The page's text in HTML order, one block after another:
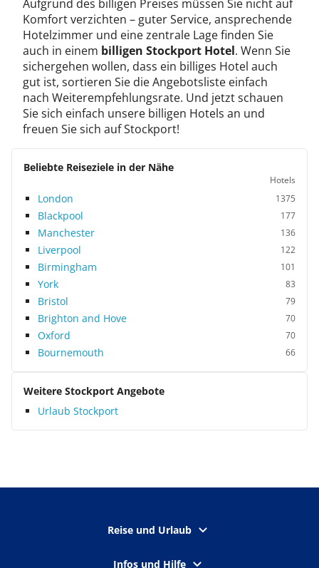
Aufgrund des billigen Preises müssen Sie nicht auf
Komfort verzichten – guter Service, ansprechende
Hotelzimmer und eine zentrale Lage finden Sie
auch in einem billigen Stockport Hotel. Wenn Sie
sichergehen wollen, dass ein billiges Hotel auch
gut ist, sortieren Sie die Angebotsliste einfach
nach Weiterempfehlungsrate. Und jetzt schauen
Sie sich einfach unsere billigen Hotels an und
freuen Sie sich auf Stockport!
Beliebte Reiseziele in der Nähe
Hotels
London 1375
Blackpool 177
Manchester 136
Liverpool 122
Birmingham 101
York 83
Bristol 79
Brighton and Hove 70
Oxford 70
Bournemouth 66
Weitere Stockport Angebote
Urlaub Stockport
Reise und Urlaub
Infos und Hilfe